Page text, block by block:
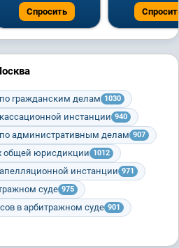
Спросить
по гражданским делам 1030
инстанции 940
по административным делам 907
общей юрисдикции 1012
инстанции 971
суде 975
в арбитражном суде 901